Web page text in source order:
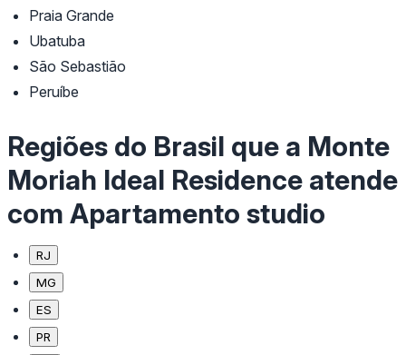
Praia Grande
Ubatuba
São Sebastião
Peruíbe
Regiões do Brasil que a Monte
Moriah Ideal Residence atende
com Apartamento studio
RJ
MG
ES
PR